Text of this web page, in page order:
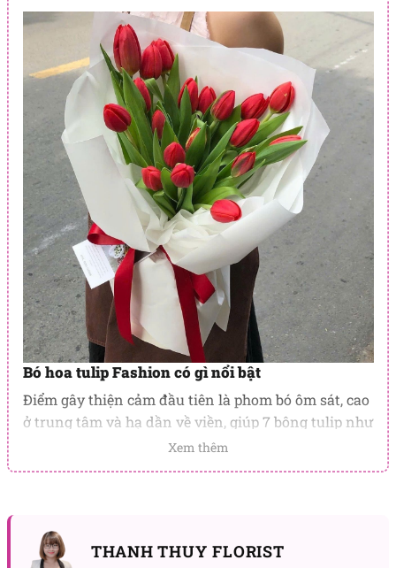
Bó hoa tulip Fashion có gì nổi bật
Điểm gây thiện cảm đầu tiên là phom bó ôm sát, cao
ở trung tâm và hạ dần về viền, giúp 7 bông tulip như
đang mở lối hướng về phía ánh sáng. Các búp đỏ
xen giữa các búp, khiến màu đỏ càng rạng rỡ hơn
mà tổng thể vẫn thanh thoát.
Xem thêm
THANH THUY FLORIST